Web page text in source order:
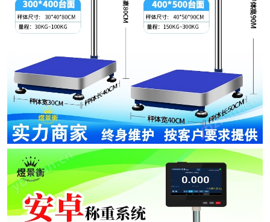
YJH-300M称重